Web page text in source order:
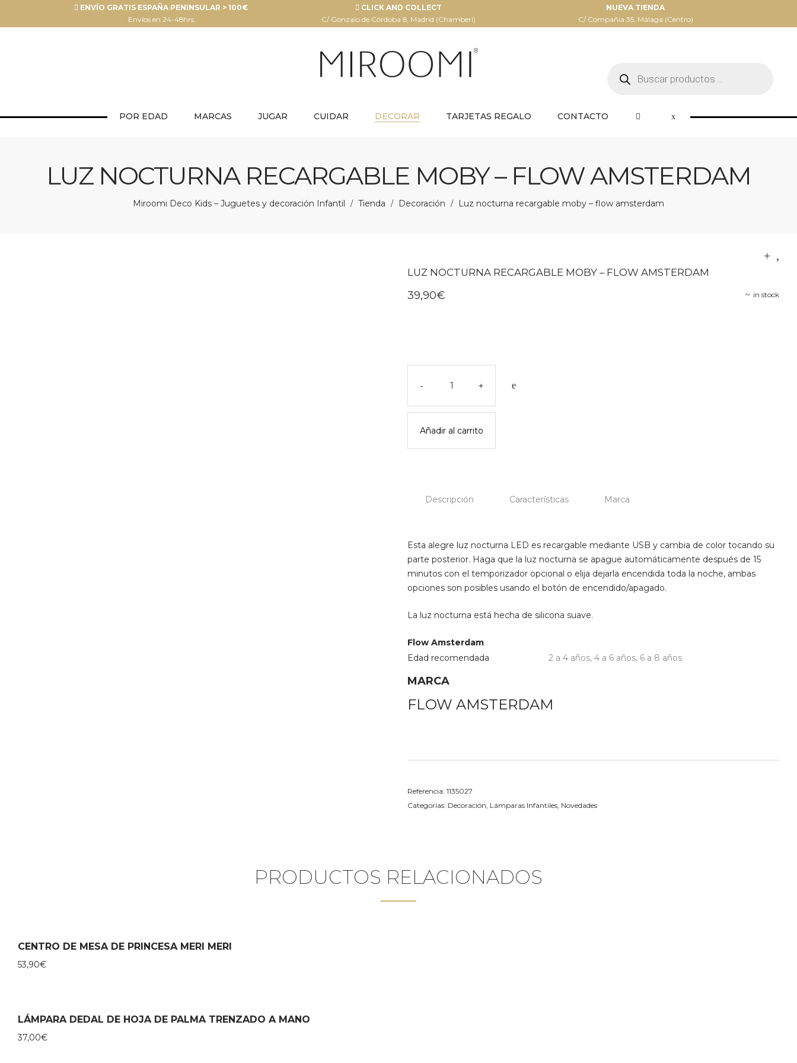
ENVÍO GRATIS ESPAÑA PENINSULAR > 100€
Envíos en 24-48hrs
CLICK AND COLLECT
C/ Gonzalo de Córdoba 8, Madrid (Chamberí)
NUEVA TIENDA
C/ Compañia 35, Málaga (Centro)
productos
POR EDAD MARCAS JUGAR CUIDAR DECORAR TARJETAS REGALO CONTACTO
LUZ NOCTURNA RECARGABLE MOBY – FLOW AMSTERDAM
Miroomi Deco Kids – Juguetes y decoración Infantil / Tienda / Decoración / Luz nocturna recargable moby – flow amsterdam
LUZ NOCTURNA RECARGABLE MOBY – FLOW AMSTERDAM
in stock
39,90€
-
nocturna
moby
+
Añadir al carrito
Descripción Características Marca
Esta alegre luz nocturna LED es recargable mediante USB y cambia de color tocando su
parte posterior. Haga que la luz nocturna se apague automáticamente después de 15
minutos con el temporizador opcional o elija dejarla encendida toda la noche, ambas
opciones son posibles usando el botón de encendido/apagado.
La luz nocturna está hecha de silicona suave.
Flow Amsterdam
Edad recomendada
2 a 4 años, 4 a 6 años, 6 a 8 años
MARCA
FLOW AMSTERDAM
Referencia: 1135027
Categorías: Decoración Lámparas Infantiles Novedades
PRODUCTOS RELACIONADOS
CENTRO DE MESA DE PRINCESA MERI MERI
53,90€
LÁMPARA DEDAL DE HOJA DE PALMA TRENZADO A MANO
37,00€